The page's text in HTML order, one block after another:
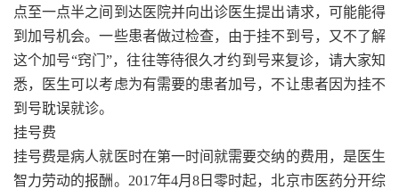
点至一点半之间到达医院并向出诊医生提出请求，可能能得
到加号机会。一些患者做过检查，由于挂不到号，又不了解
这个加号“窍门”，往往等待很久才约到号来复诊，请大家知
悉，医生可以考虑为有需要的患者加号，不让患者因为挂不
到号耽误就诊。
挂号费
挂号费是病人就医时在第一时间就需要交纳的费用，是医生
智力劳动的报酬。2017年4月8日零时起，北京市医药分开综